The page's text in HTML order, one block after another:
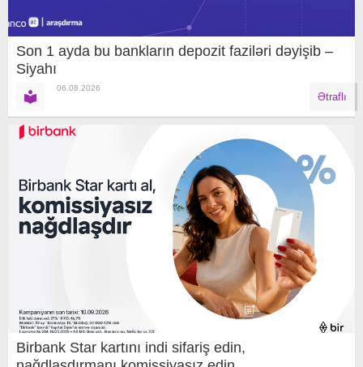
Son 1 ayda bu bankların depozit faziləri dəyişib –
Siyahı
06.08.2026
Ətraflı
Birbank Star kartını indi sifariş edin,